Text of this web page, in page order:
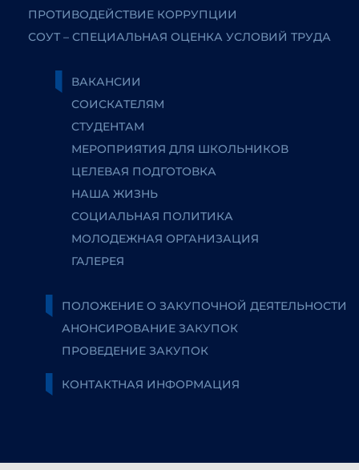
ПРОТИВОДЕЙСТВИЕ КОРРУПЦИИ
СОУТ – СПЕЦИАЛЬНАЯ ОЦЕНКА УСЛОВИЙ ТРУДА
ВАКАНСИИ
СОИСКАТЕЛЯМ
СТУДЕНТАМ
МЕРОПРИЯТИЯ ДЛЯ ШКОЛЬНИКОВ
ЦЕЛЕВАЯ ПОДГОТОВКА
НАША ЖИЗНЬ
СОЦИАЛЬНАЯ ПОЛИТИКА
МОЛОДЕЖНАЯ ОРГАНИЗАЦИЯ
ГАЛЕРЕЯ
ПОЛОЖЕНИЕ О ЗАКУПОЧНОЙ ДЕЯТЕЛЬНОСТИ
АНОНСИРОВАНИЕ ЗАКУПОК
ПРОВЕДЕНИЕ ЗАКУПОК
КОНТАКТНАЯ ИНФОРМАЦИЯ